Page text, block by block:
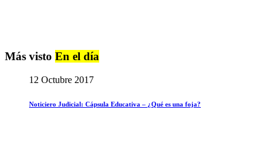
Más visto En el día
12 Octubre 2017
Noticiero Judicial: Cápsula Educativa – ¿Qué es una foja?